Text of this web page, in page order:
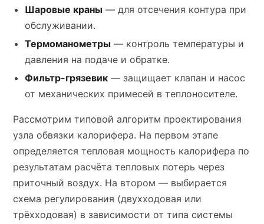
Шаровые краны — для отсечения контура при
обслуживании.
Термоманометры — контроль температуры и
давления на подаче и обратке.
Фильтр-грязевик — защищает клапан и насос
от механических примесей в теплоносителе.
Рассмотрим типовой алгоритм проектирования
узла обвязки калорифера. На первом этапе
определяется тепловая мощность калорифера по
результатам расчёта тепловых потерь через
приточный воздух. На втором — выбирается
схема регулирования (двухходовая или
трёхходовая) в зависимости от типа системы